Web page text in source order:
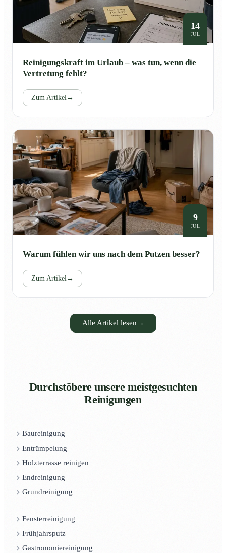
14
JUL
Reinigungskraft im Urlaub – was tun, wenn die
Vertretung fehlt?
Zum Artikel→
9
JUL
Warum fühlen wir uns nach dem Putzen besser?
Zum Artikel→
Alle Artikel lesen →
Durchstöbere unsere meistgesuchten
Reinigungen
Baureinigung
Entrümpelung
Holzterrasse reinigen
Endreinigung
Grundreinigung
Fensterreinigung
Frühjahrsputz
Gastronomiereinigung